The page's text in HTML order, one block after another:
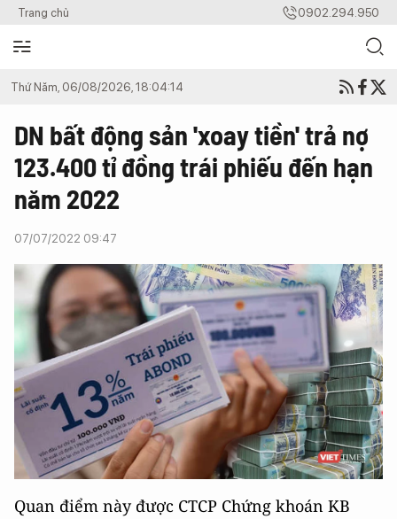
Trang chủ 0902.294.950
Thứ Năm, 06/08/2026, 18:04:14
DN bất động sản 'xoay tiền' trả nợ
123.400 tỉ đồng trái phiếu đến hạn
năm 2022
07/07/2022 09:47
Quan điểm này được CTCP Chứng khoán KB